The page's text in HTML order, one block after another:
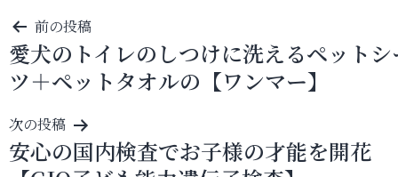
投
稿
ナ
ビ
ゲ
ー
前の投稿
愛犬のトイレのしつけに洗えるペットシ
ツ＋ペットタオルの【ワンマー】
次の投稿
安心の国内検査でお子様の才能を開花